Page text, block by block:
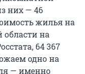
них — 46
жилья на
на
64 367
одно на
— именно